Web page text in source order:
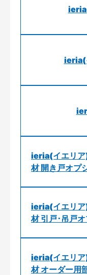
ieria(
ieria(イエリア
材 開き戸オプ
ieria(イエリア
材 引戸･吊戸
ieria(イエリア
材 オーダー用